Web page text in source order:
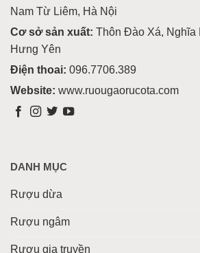
Nam Từ Liêm, Hà Nội
Cơ sở sản xuất: Thôn Đào Xá, Nghĩa
Hưng Yên
Điện thoai: 096.7706.389
Website: www.ruougaorucota.com
DANH MỤC
Rượu dừa
Rượu ngâm
Rượu gia truyền